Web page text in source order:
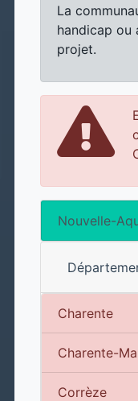
La
handicap ou
projet.
Nouvelle-
Charente
Charente-
Corrèze